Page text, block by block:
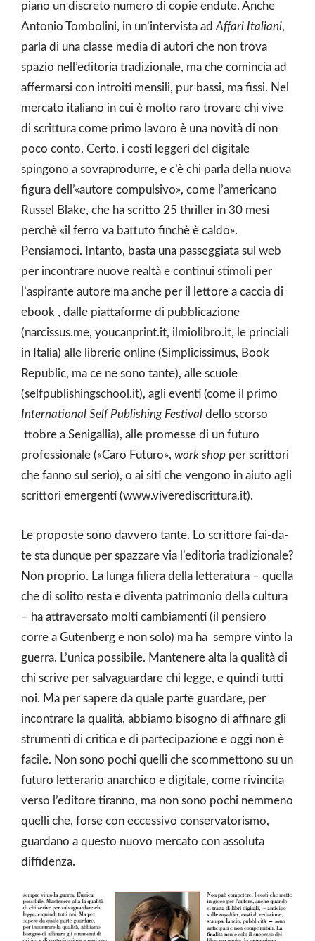
piano un discreto numero di copie endute. Anche
Antonio Tombolini, in un’intervista ad Affari Italiani,
parla di una classe media di autori che non trova
spazio nell’editoria tradizionale, ma che comincia ad
affermarsi con introiti mensili, pur bassi, ma fissi. Nel
mercato italiano in cui è molto raro trovare chi vive
di scrittura come primo lavoro è una novità di non
poco conto. Certo, i costi leggeri del digitale
spingono a sovraprodurre, e c’è chi parla della nuova
figura dell’«autore compulsivo», come l’americano
Russel Blake, che ha scritto 25 thriller in 30 mesi
perchè «il ferro va battuto finchè è caldo».
Pensiamoci. Intanto, basta una passeggiata sul web
per incontrare nuove realtà e continui stimoli per
l’aspirante autore ma anche per il lettore a caccia di
ebook , dalle piattaforme di pubblicazione
(narcissus.me, youcanprint.it, ilmiolibro.it, le princiali
in Italia) alle librerie online (Simplicissimus, Book
Republic, ma ce ne sono tante), alle scuole
(selfpublishingschool.it), agli eventi (come il primo
International Self Publishing Festival dello scorso
ttobre a Senigallia), alle promesse di un futuro
professionale («Caro Futuro», work shop per scrittori
che fanno sul serio), o ai siti che vengono in aiuto agli
scrittori emergenti (www.viverediscrittura.it).
Le proposte sono davvero tante. Lo scrittore fai-da-
te sta dunque per spazzare via l’editoria tradizionale?
Non proprio. La lunga filiera della letteratura – quella
che di solito resta e diventa patrimonio della cultura
– ha attraversato molti cambiamenti (il pensiero
corre a Gutenberg e non solo) ma ha sempre vinto la
guerra. L’unica possibile. Mantenere alta la qualità di
chi scrive per salvaguardare chi legge, e quindi tutti
noi. Ma per sapere da quale parte guardare, per
incontrare la qualità, abbiamo bisogno di affinare gli
strumenti di critica e di partecipazione e oggi non è
facile. Non sono pochi quelli che scommettono su un
futuro letterario anarchico e digitale, come rivincita
verso l’editore tiranno, ma non sono pochi nemmeno
quelli che, forse con eccessivo conservatorismo,
guardano a questo nuovo mercato con assoluta
diffidenza.